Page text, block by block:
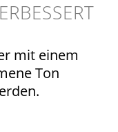
mit einem
Ton